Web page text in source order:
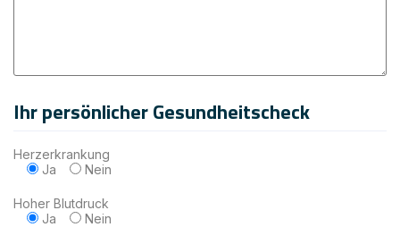
Ihr persönlicher Gesundheitscheck
Herzerkrankung
Ja
Nein
Hoher Blutdruck
Ja
Nein